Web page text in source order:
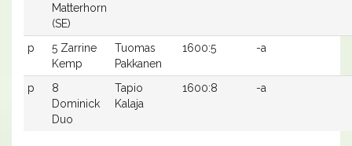
Matterhorn
(SE)
p
5 Zarrine
Kemp
Tuomas
Pakkanen
1600:5 -a
p
8
Dominick
Duo
Tapio
Kalaja
1600:8 -a